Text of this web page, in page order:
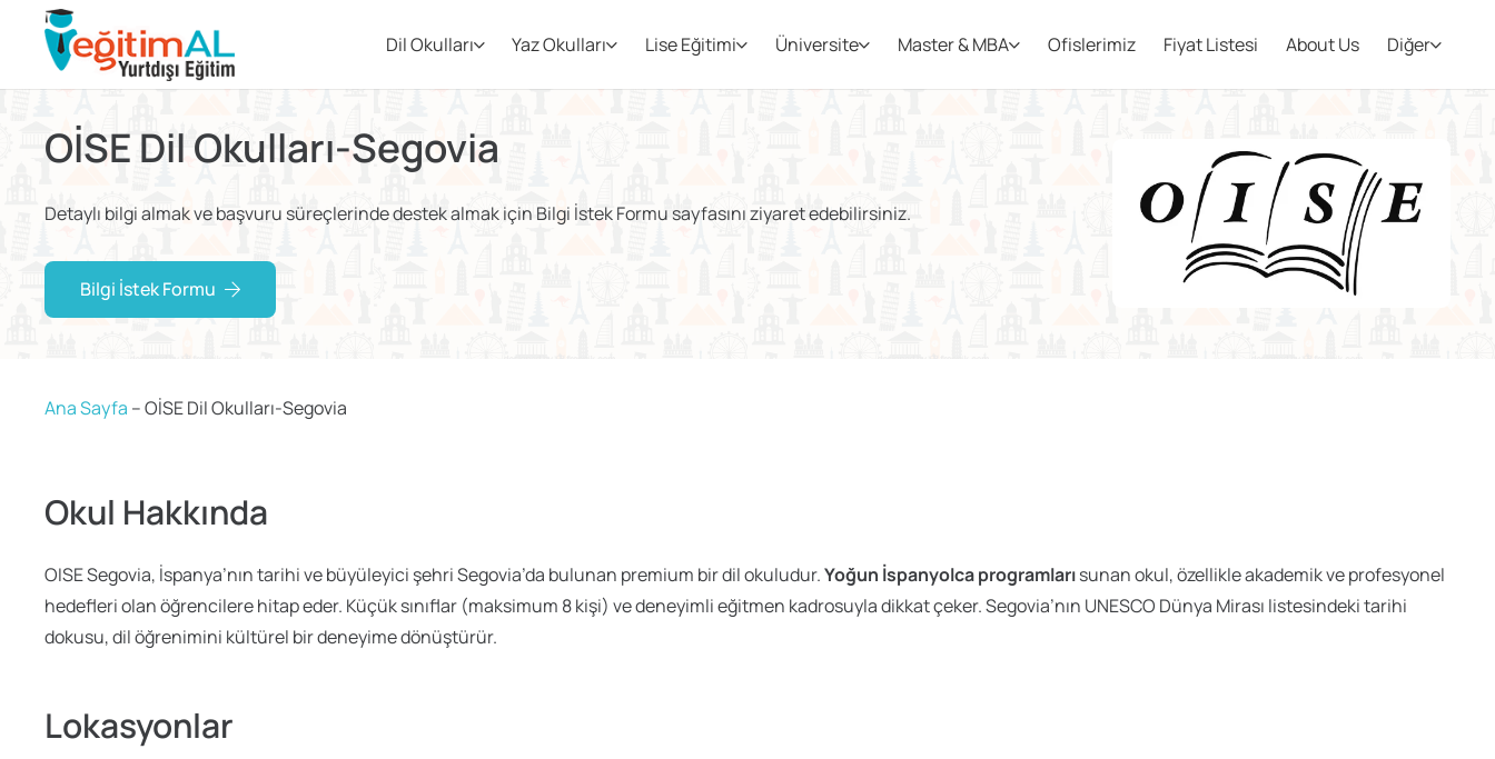
Dil Okulları Yaz Okulları Lise Eğitimi Üniversite Master & MBA Ofislerimiz Fiyat Listesi About Us Diğer
OİSE Dil Okulları-Segovia
Detaylı bilgi almak ve başvuru süreçlerinde destek almak için Bilgi İstek Formu sayfasını ziyaret edebilirsiniz.
Bilgi İstek Formu
Ana Sayfa –OİSE Dil Okulları-Segovia
Okul Hakkında
OISE Segovia, İspanya’nın tarihi ve büyüleyici şehri Segovia’da bulunan premium bir dil okuludur.Yoğun İspanyolca programlarısunan okul, özellikle akademik ve profesyonel
hedefleri olan öğrencilere hitap eder. Küçük sınıflar (maksimum 8 kişi) ve deneyimli eğitmen kadrosuyla dikkat çeker. Segovia’nın UNESCO Dünya Mirası listesindeki tarihi
dokusu, dil öğrenimini kültürel bir deneyime dönüştürür.
Lokasyonlar